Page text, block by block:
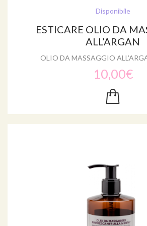
Disponibile
ESTICARE OLIO DA
ALL’ARGAN
OLIO DA MASSAGGIO
10,00€